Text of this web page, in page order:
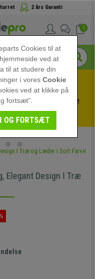
2 års Garanti
0
Eksklusive
- Se tilbuddet
Elegant Design I Træ
Cookies til at
ved at
til at studere din
i voresCookie
ved at klikke på
fortsæt”.
OG FORTSÆT